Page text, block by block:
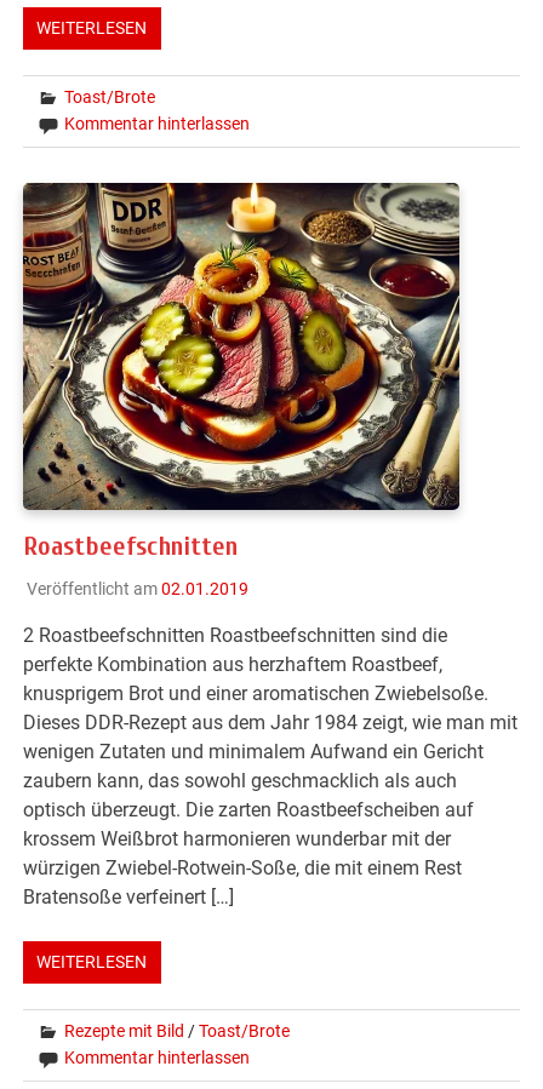
WEITERLESEN
Toast/Brote
Kommentar hinterlassen
Roastbeefschnitten
Veröffentlicht am02.01.2019
2 Roastbeefschnitten Roastbeefschnitten sind die
perfekte Kombination aus herzhaftem Roastbeef,
knusprigem Brot und einer aromatischen Zwiebelsoße.
Dieses DDR-Rezept aus dem Jahr 1984 zeigt, wie man mit
wenigen Zutaten und minimalem Aufwand ein Gericht
zaubern kann, das sowohl geschmacklich als auch
optisch überzeugt. Die zarten Roastbeefscheiben auf
krossem Weißbrot harmonieren wunderbar mit der
würzigen Zwiebel-Rotwein-Soße, die mit einem Rest
Bratensoße verfeinert […]
WEITERLESEN
Rezepte mit Bild /Toast/Brote
Kommentar hinterlassen